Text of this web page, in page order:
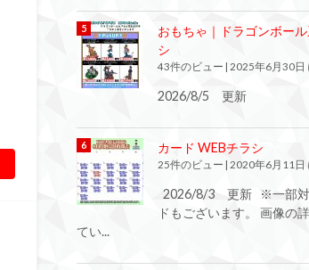
おもちゃ｜ドラゴンボー
シ
43件のビュー | 2025年6月30日
2026/8/5 更新
カード WEBチラシ
25件のビュー | 2020年6月11日
2026/8/3 更新 ※一部対
ドもございます。 画像の
てい...